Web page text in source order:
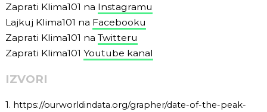
Zaprati Klima101 na Instagramu
Lajkuj Klima101 na Facebooku
Zaprati Klima101 na Twitteru
Zaprati Klima101 Youtube kanal
IZVORI
1. https://ourworldindata.org/grapher/date-of-the-peak-